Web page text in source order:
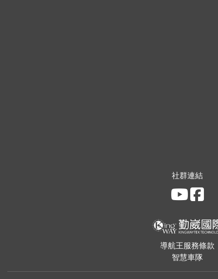
社群連結
導航王服務條款
智慧車隊